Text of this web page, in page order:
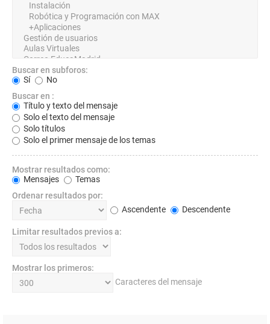
Buscar en subforos:
Sí
No
Buscar en :
Título y texto del mensaje
Solo el texto del mensaje
Solo títulos
Solo el primer mensaje de los temas
Mostrar resultados como:
Mensajes
Temas
Ordenar resultados por:
Ascendente
Descendente
Limitar resultados previos a:
Mostrar los primeros:
Caracteres del mensaje